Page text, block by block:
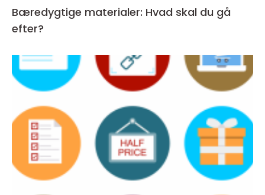
Bæredygtige materialer: Hvad skal du gå
efter?